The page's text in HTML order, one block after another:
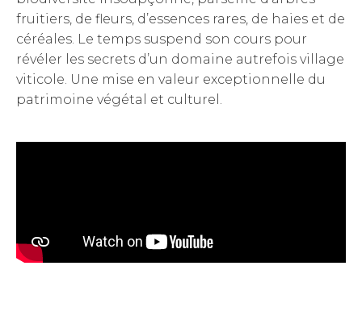
fruitiers, de fleurs, d’essences rares, de haies et de
céréales. Le temps suspend son cours pour
révéler les secrets d’un domaine autrefois village
viticole. Une mise en valeur exceptionnelle du
patrimoine végétal et culturel.